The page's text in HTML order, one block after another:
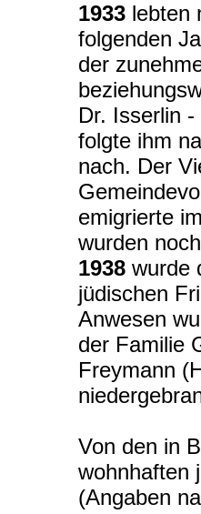
1933 lebten
folgenden
der
Dr. Isserlin
folgte ihm
nach. Der
emigrierte
wurden
1938 wurde
jüdischen
Anwesen
der Familie
Freymann
Von den in
wohnhaften
(Angaben